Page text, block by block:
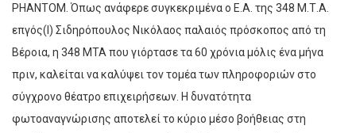
PHANTOM. Όπως ανάφερε συγκεκριμένα ο Ε.Α. της 348 Μ.Τ.Α.
επγός(Ι) Σιδηρόπουλος Νικόλαος παλαιός πρόσκοπος από τη
Βέροια, η 348 ΜΤΑ που γιόρτασε τα 60 χρόνια μόλις ένα μήνα
πριν, καλείται να καλύψει τον τομέα των πληροφοριών στο
σύγχρονο θέατρο επιχειρήσεων. Η δυνατότητα
φωτοαναγνώρισης αποτελεί το κύριο μέσο βοήθειας στη